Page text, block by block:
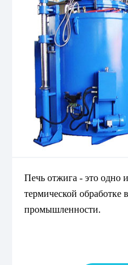
Печь отжига - это одно
термической обработке
промышленности.